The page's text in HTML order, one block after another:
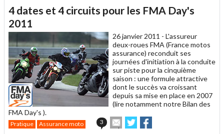
à
4 dates et 4 circuits pour les FMA Day's
2011
26 janvier 2011 - L'assureur
deux-roues FMA (France motos
assurance) reconduit ses
journées d'initiation à la conduite
sur piste pour la cinquième
saison : une formule attractive
dont le succès va croissant
depuis sa mise en place en 2007
(lire notamment notre Bilan des
FMA Day's ).
Pratique Assurance moto 3
Envoyer
cet
Partager
sur sur